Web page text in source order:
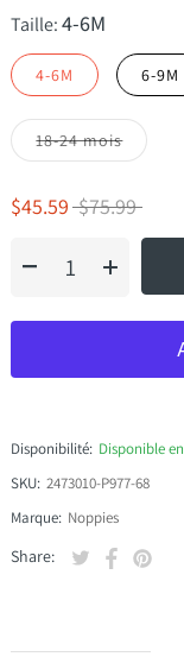
Taille:4-6M
4-6M 6-9M
18-24 mois
$45.59 $75.99
Disponibilité: Disponible
SKU: 2473010-P977-68
Marque: Noppies
Share: Tweeter sur
S'ouvre
Partager
S'ouvre